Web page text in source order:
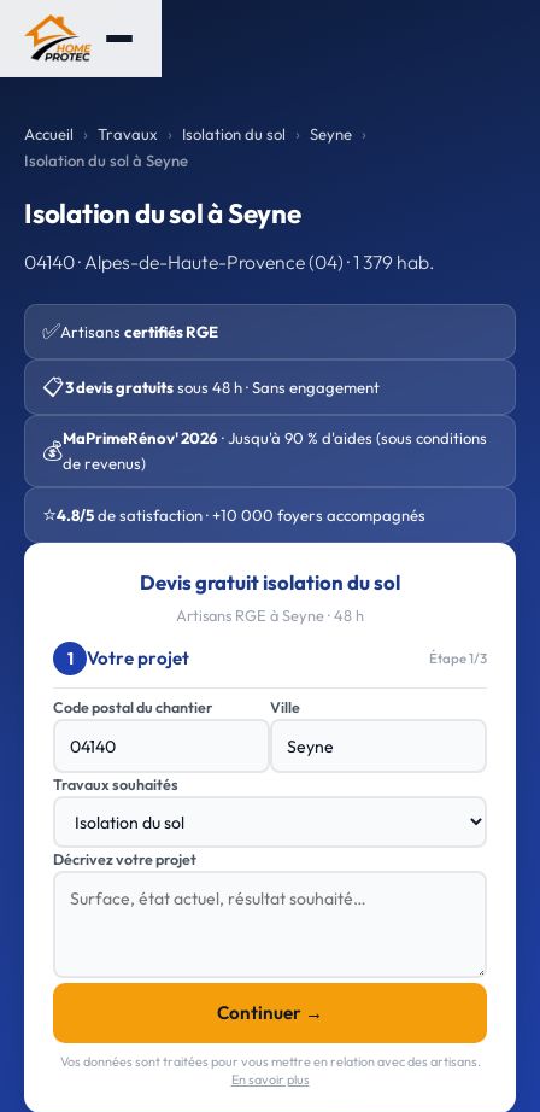
Accueil Travaux Isolation du sol
Seyne
Isolation du sol à Seyne
Isolation du sol à Seyne
04140 · Alpes-de-Haute-Provence (04) · 1 379 hab.
✅Artisans certifiés RGE
📋3 devis gratuitssous 48 h · Sans engagement
💰MaPrimeRénov' 2026· Jusqu'à 90 % d'aides (sous conditions
de revenus)
⭐4.8/5de satisfaction · +10 000 foyers accompagnés
Devis gratuit isolation du sol
Artisans RGE à Seyne · 48 h
1 Votre projet Étape 1/3
Code postal du chantier Ville
Travaux souhaités
Décrivez votre projet
Continuer →
Vos données sont traitées pour vous mettre en relation avec des artisans.
En savoir plus